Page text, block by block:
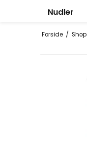
Nudler
Forside / Shop